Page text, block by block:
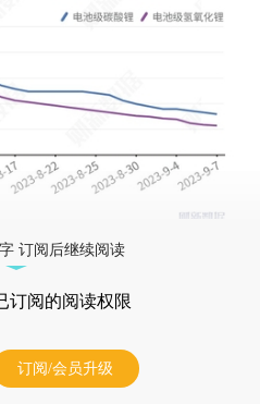
订阅后继续阅读
订阅的阅读权限
订阅/会员升级